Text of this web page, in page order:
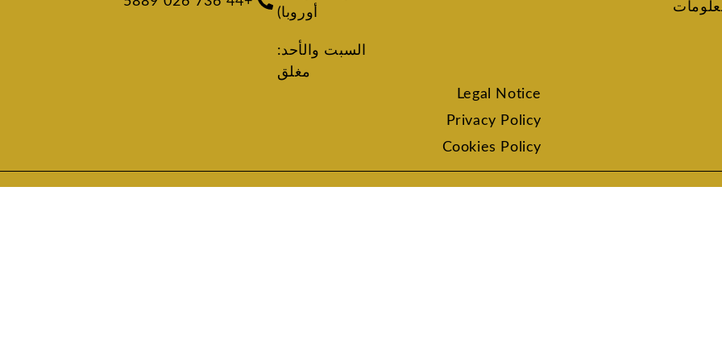
أوروبا)
السبت والأحد:
مغلق
Legal Notice
Privacy Policy
Cookies Policy